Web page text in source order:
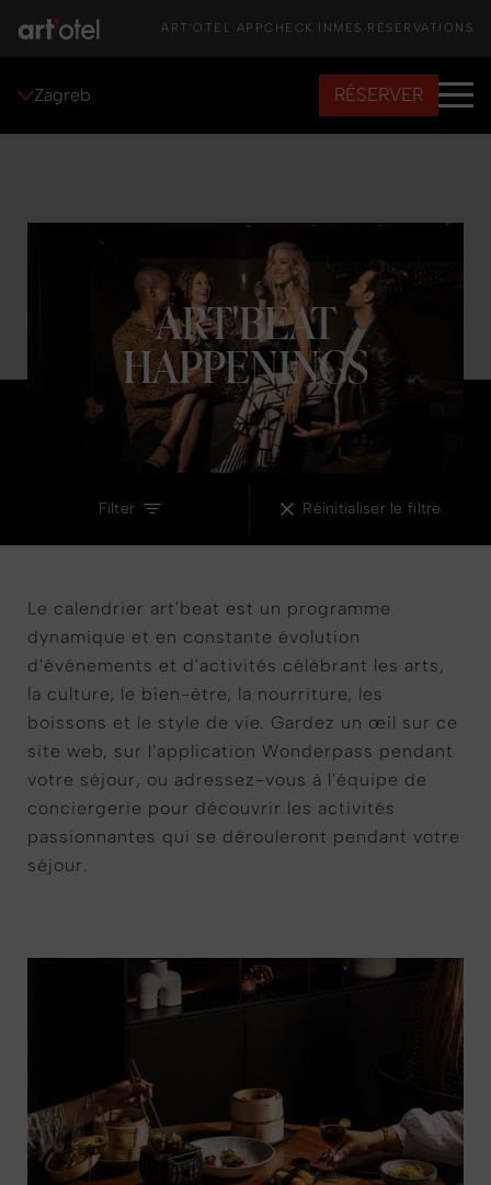
ART'OTEL APPCHECK IN MES RÉSERVATIONS
Zagreb RÉSERVER
ART'BEAT
HAPPENINGS
Filter Réinitialiser le filtre
Le calendrier art'beat est un programme
dynamique et en constante évolution
d'événements et d'activités célébrant les arts,
la culture, le bien-être, la nourriture, les
boissons et le style de vie. Gardez un œil sur ce
site web, sur l'application Wonderpass pendant
votre séjour, ou adressez-vous à l'équipe de
conciergerie pour découvrir les activités
passionnantes qui se dérouleront pendant votre
séjour.